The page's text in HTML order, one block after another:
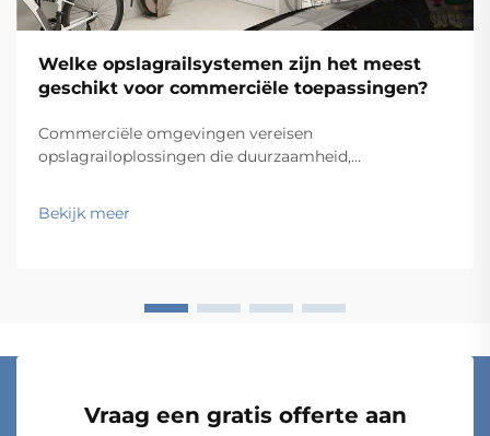
Welke opslagrailsystemen zijn het meest
geschikt voor commerciële toepassingen?
Commerciële omgevingen vereisen
opslagrailoplossingen die duurzaamheid,
brengen, terwijl ze tegelijkertijd voldoen aan
specifieke operationele eisen. Van magazijnen en
Bekijk meer
Vraag een gratis offerte aan